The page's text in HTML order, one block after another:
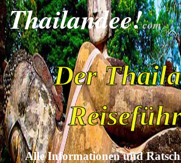
Thailandee!com
Der
Alle Informationen und